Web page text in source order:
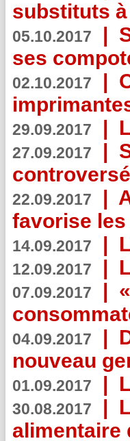
substituts
05.10.2017 |
ses
02.10.2017 |
29.09.2017 |
27.09.2017 |
22.09.2017 |
favorise
14.09.2017 |
12.09.2017 |
07.09.2017 |
04.09.2017 |
nouveau
01.09.2017 |
30.08.2017 |
alimentaire